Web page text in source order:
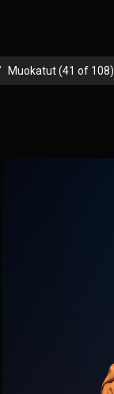
Muokatut (41 of 108)